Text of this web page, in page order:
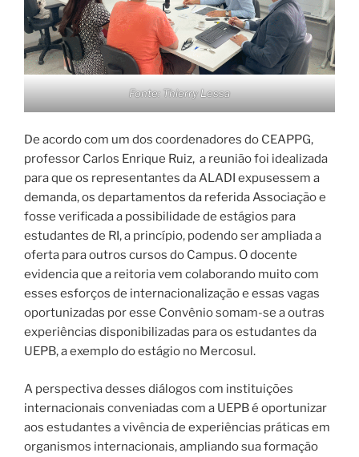
Fonte: Thierry Lessa
De acordo com um dos coordenadores do CEAPPG,
professor Carlos Enrique Ruiz, a reunião foi idealizada
para que os representantes da ALADI expusessem a
demanda, os departamentos da referida Associação e
fosse verificada a possibilidade de estágios para
estudantes de RI, a princípio, podendo ser ampliada a
oferta para outros cursos do Campus. O docente
evidencia que a reitoria vem colaborando muito com
esses esforços de internacionalização e essas vagas
oportunizadas por esse Convênio somam-se a outras
experiências disponibilizadas para os estudantes da
UEPB, a exemplo do estágio no Mercosul.
A perspectiva desses diálogos com instituições
internacionais conveniadas com a UEPB é oportunizar
aos estudantes a vivência de experiências práticas em
organismos internacionais, ampliando sua formação